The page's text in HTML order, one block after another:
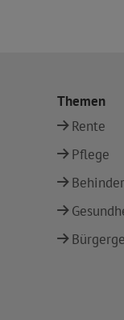
Themen
Rente
Pflege